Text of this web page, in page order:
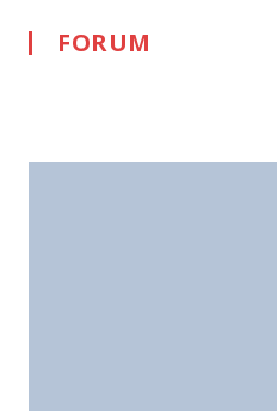
FORUM